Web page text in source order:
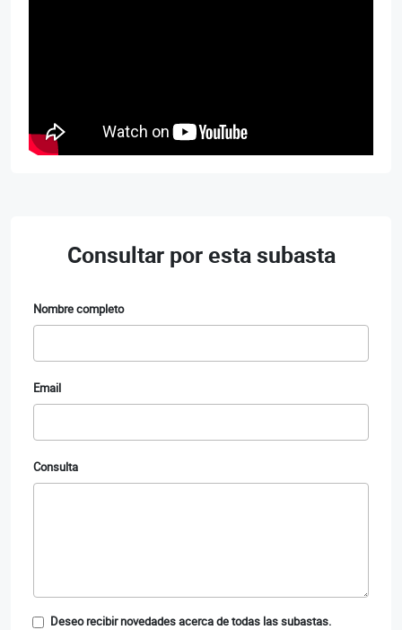
Consultar por esta subasta
Nombre completo
Email
Consulta
Deseo recibir novedades acerca de todas las subastas.